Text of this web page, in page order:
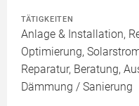
TÄTIGKEITEN
Anlage & Installation,
Optimierung,
Reparatur, Beratung,
Dämmung / Sanierung